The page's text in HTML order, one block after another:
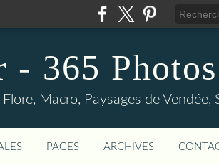
- 365 Photos
Macro, Paysages de Vendée,
PAGES ARCHIVES